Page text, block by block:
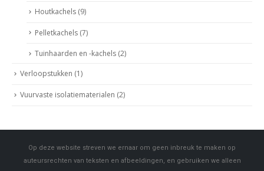
Houtkachels (9)
Pelletkachels (7)
Tuinhaarden en -kachels (2)
Verloopstukken (1)
Vuurvaste isolatiematerialen (2)
Op deze website streven we ernaar om geen inbreuk te maken op
auteursrechten van teksten en afbeeldingen, en gebruiken we alleen